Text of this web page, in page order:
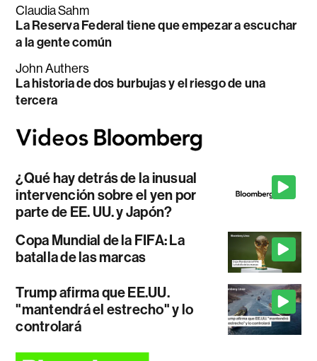
Claudia Sahm
La Reserva Federal tiene que empezar a escuchar
a la gente común
John Authers
La historia de dos burbujas y el riesgo de una
tercera
¿Qué hay detrás de la inusual
intervención sobre el yen por
parte de EE. UU. y Japón?
Copa Mundial de la FIFA: La
batalla de las marcas
Trump afirma que EE.UU.
"mantendrá el estrecho" y lo
controlará